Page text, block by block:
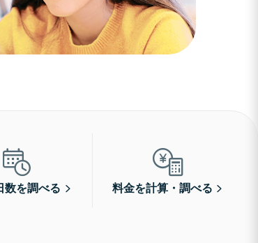
数を調べる 料金を計算・調べる